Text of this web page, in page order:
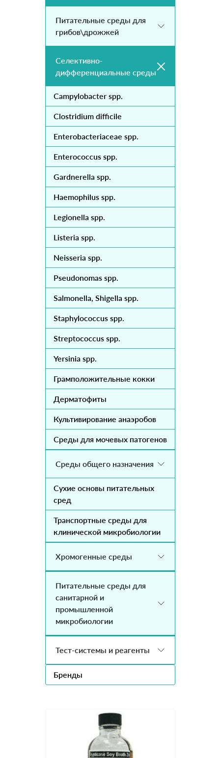
Питательные среды для
грибов\дрожжей
Селективно-
дифференциальные среды
Campylobacter spp.
Clostridium difficile
Enterobacteriaceae spp.
Enterococcus spp.
Gardnerella spp.
Haemophilus spp.
Legionella spp.
Listeria spp.
Neisseria spp.
Pseudonomas spp.
Salmonella, Shigella spp.
Staphylococcus spp.
Streptococcus spp.
Yersinia spp.
Грамположительные кокки
Дерматофиты
Культивирование анаэробов
Среды для мочевых патогенов
Среды общего назначения
Сухие основы питательных
сред
Транспортные среды для
клинической микробиологии
Хромогенные среды
Питательные среды для
санитарной и
промышленной
микробиологии
Тест-системы и реагенты
Бренды